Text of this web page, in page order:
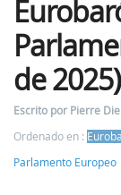
de
Escrito por Pierre
Ordenado en :
Parlamento Europeo